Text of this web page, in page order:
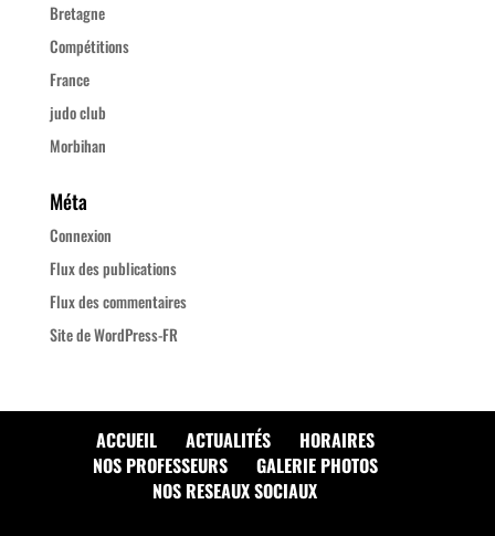
Bretagne
Compétitions
France
judo club
Morbihan
Méta
Connexion
Flux des publications
Flux des commentaires
Site de WordPress-FR
ACCUEIL ACTUALITÉS
HORAIRES
NOS PROFESSEURS
GALERIE PHOTOS
NOS RESEAUX SOCIAUX